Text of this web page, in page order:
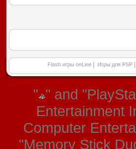
Flash игры onLine Игры для PSP
" " and
Entertainment
Computer
"Memory Stick